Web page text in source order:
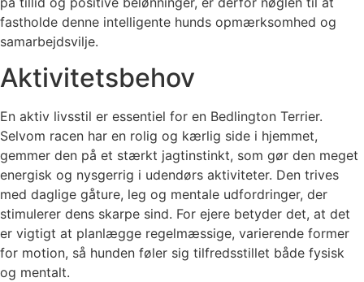
fastholde denne intelligente hunds opmærksomhed og
samarbejdsvilje.
Aktivitetsbehov
En aktiv livsstil er essentiel for en Bedlington Terrier.
Selvom racen har en rolig og kærlig side i hjemmet,
gemmer den på et stærkt jagtinstinkt, som gør den meget
energisk og nysgerrig i udendørs aktiviteter. Den trives
med daglige gåture, leg og mentale udfordringer, der
stimulerer dens skarpe sind. For ejere betyder det, at det
er vigtigt at planlægge regelmæssige, varierende former
for motion, så hunden føler sig tilfredsstillet både fysisk
og mentalt.